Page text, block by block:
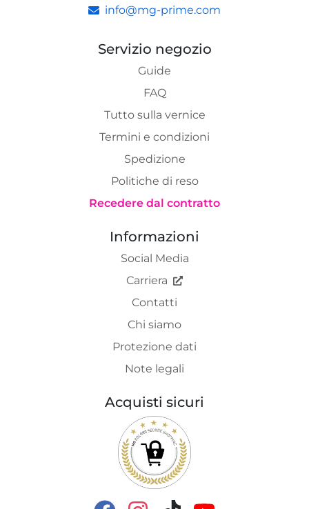
info@mg-prime.com
Servizio negozio
Guide
FAQ
Tutto sulla vernice
Termini e condizioni
Spedizione
Politiche di reso
Recedere dal contratto
Informazioni
Social Media
Carriera
Contatti
Chi siamo
Protezione dati
Note legali
Acquisti sicuri